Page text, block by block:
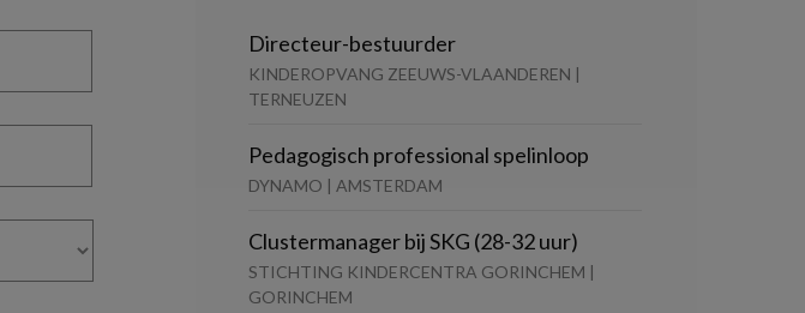
Directeur-bestuurder
KINDEROPVANG ZEEUWS-VLAANDEREN |
TERNEUZEN
Pedagogisch professional spelinloop
DYNAMO | AMSTERDAM
Clustermanager bij SKG (28-32 uur)
STICHTING KINDERCENTRA GORINCHEM |
GORINCHEM